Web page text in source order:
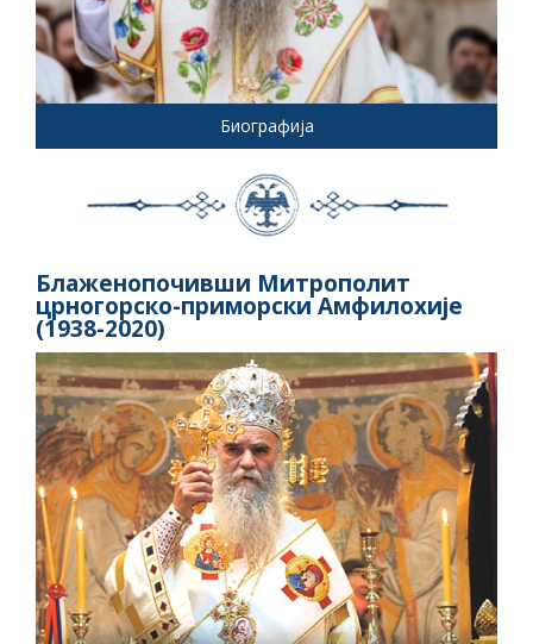
Биографија
Блаженопочивши Митрополит
црногорско-приморски Амфилохије
(1938-2020)